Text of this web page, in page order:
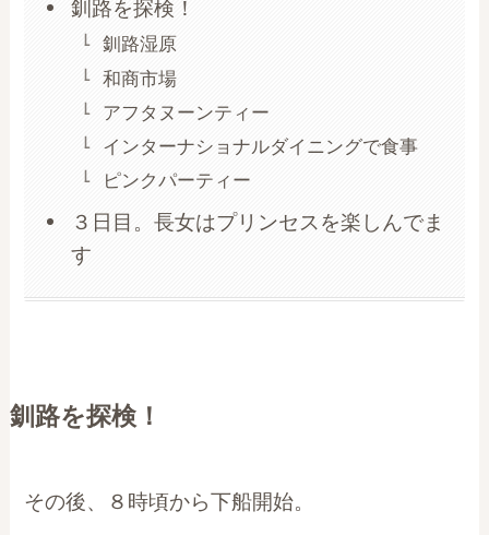
釧路を探検！
釧路湿原
和商市場
アフタヌーンティー
インターナショナルダイニングで食事
ピンクパーティー
３日目。長女はプリンセスを楽しんでま
す
釧路を探検！
その後、８時頃から下船開始。